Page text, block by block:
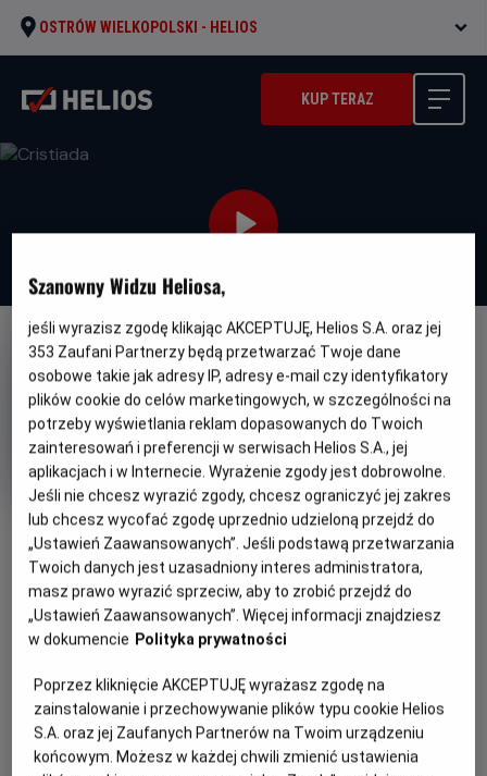
OSTRÓW WIELKOPOLSKI - HELIOS
KUP TERAZ
NAPISY
OBSERWUJ
Cristiada
Oryginalny
tytuł
For Greater Glory: The True Story of
Cristiada
Gatunek
Dramat / Historyczny
15 lat
Czas
trwania
113 min
Kraj
i
rok
produkcji
Meksyk
PREMIERA
27 kwietnia 2012
Dean Wright Michael Love
OBSADA
Eva Longoria, Andy García, Eduardo Verástegui, Peter O'Toole
WIĘCEJ SZCZEGÓŁÓW
OPIS FILMU
„Cristiada” opowiada historię grupy kobiet i mężczyzn, z
których każdy decyduje się na podjęcie największego
Szanowny Widzu Heliosa,
jeśli wyrazisz zgodę klikając AKCEPTUJĘ, Helios S.A. oraz jej
353 Zaufani Partnerzy będą przetwarzać Twoje dane
osobowe takie jak adresy IP, adresy e-mail czy identyfikatory
plików cookie do celów marketingowych, w szczególności na
potrzeby wyświetlania reklam dopasowanych do Twoich
zainteresowań i preferencji w serwisach Helios S.A., jej
aplikacjach i w Internecie. Wyrażenie zgody jest dobrowolne.
Jeśli nie chcesz wyrazić zgody, chcesz ograniczyć jej zakres
lub chcesz wycofać zgodę uprzednio udzieloną przejdź do
„Ustawień Zaawansowanych”. Jeśli podstawą przetwarzania
Twoich danych jest uzasadniony interes administratora,
masz prawo wyrazić sprzeciw, aby to zrobić przejdź do
„Ustawień Zaawansowanych”. Więcej informacji znajdziesz
w dokumencie Polityka prywatności
Poprzez kliknięcie AKCEPTUJĘ wyrażasz zgodę na
zainstalowanie i przechowywanie plików typu cookie Helios
S.A. oraz jej Zaufanych Partnerów na Twoim urządzeniu
końcowym. Możesz w każdej chwili zmienić ustawienia